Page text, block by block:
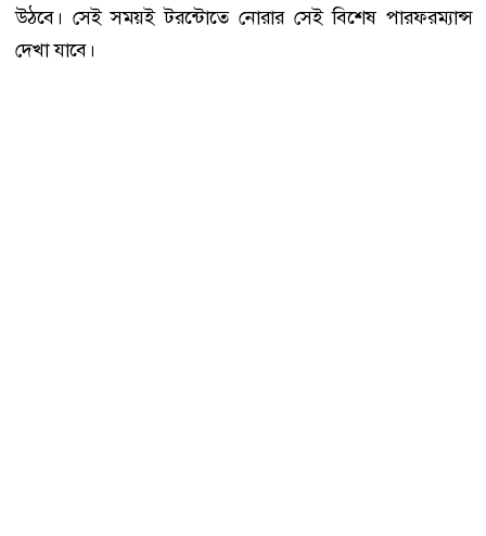
উঠবে। সেই সময়ই টরন্টোতে নোরার সেই বিশেষ পারফরম্যান্স
দেখা যাবে।